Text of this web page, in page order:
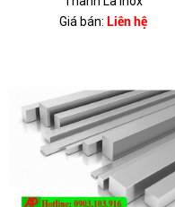
Giá bán: Liên hệ